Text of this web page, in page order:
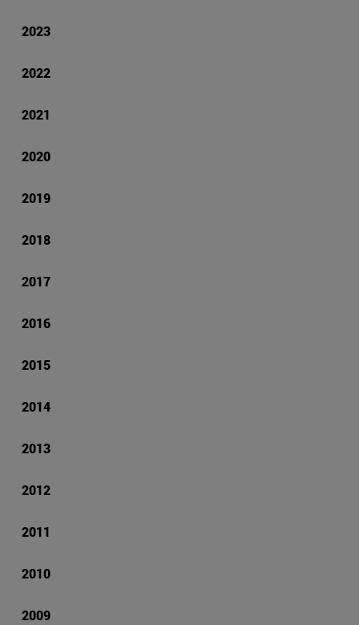
2023
2022
2021
2020
2019
2018
2017
2016
2015
2014
2013
2012
2011
2010
2009